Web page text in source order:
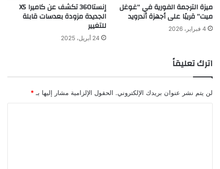
ميزة الترجمة الفورية في “غوغل
ميت” قريبًا على أجهزة أندرويد
4 فبراير، 2026
إنستا360 تكشف عن كاميرا X5
الجديدة مزودة بعدسات قابلة
للتغيير
24 أبريل، 2025
اترك تعليقاً
لن يتم نشر عنوان بريدك الإلكتروني. الحقول الإلزامية مشار إليها بـ *